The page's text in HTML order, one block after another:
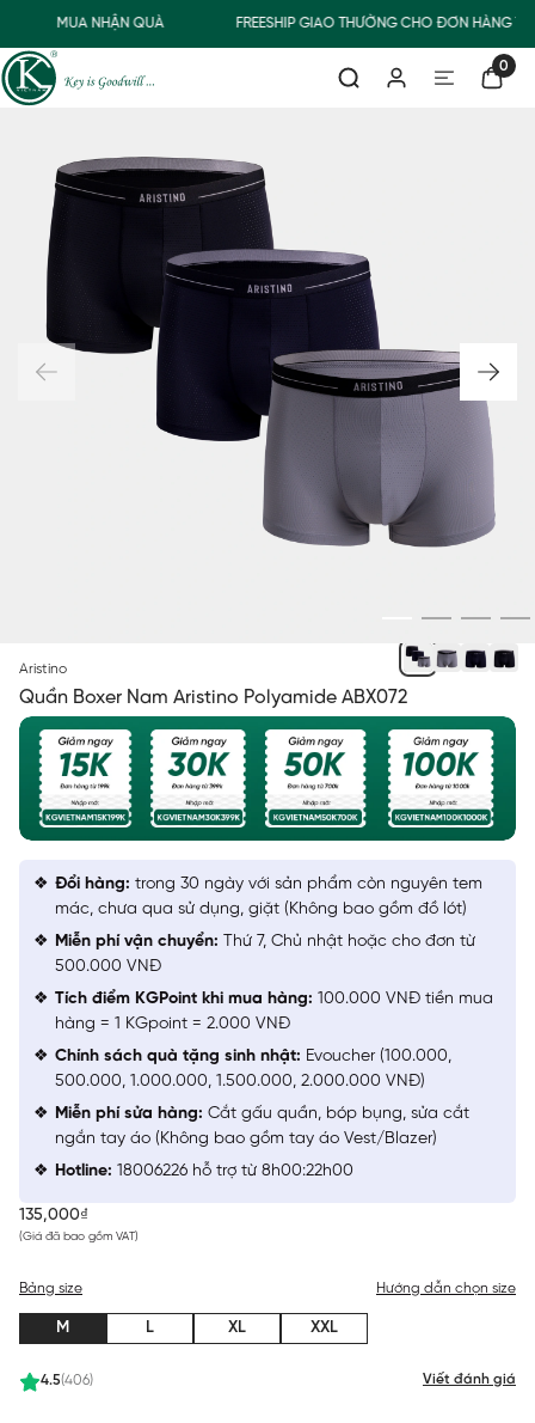
MUA NHẬN QUÀ FREESHIP GIAO THƯỜNG CHO ĐƠN HÀNG
0
Aristino
Quần Boxer Nam Aristino Polyamide ABX072
135,000₫
(Giá đã bao gồm VAT)
4.5(406) Viết đánh giá
Bảng size Hướng dẫn chọn size
M L XL XXL
Đổi hàng: trong 30 ngày với sản phẩm còn nguyên tem
mác, chưa qua sử dụng, giặt (Không bao gồm đồ lót)
Miễn phí vận chuyển: Thứ 7, Chủ nhật hoặc cho đơn từ
500.000 VNĐ
Tích điểm KGPoint khi mua hàng: 100.000 VNĐ tiền mua
hàng = 1 KGpoint = 2.000 VNĐ
Chính sách quà tặng sinh nhật: Evoucher (100.000,
500.000, 1.000.000, 1.500.000, 2.000.000 VNĐ)
Miễn phí sửa hàng: Cắt gấu quần, bóp bụng, sửa cắt
ngắn tay áo (Không bao gồm tay áo Vest/Blazer)
Hotline: 18006226 hỗ trợ từ 8h00:22h00